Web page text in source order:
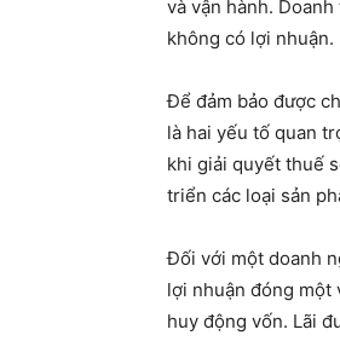
và vận hành.
không có lợi
Để đảm bảo được
là hai yếu tố quan
khi giải quyết thuế
triển các loại sản
Đối với một doanh
lợi nhuận đóng
huy động vốn. Lãi